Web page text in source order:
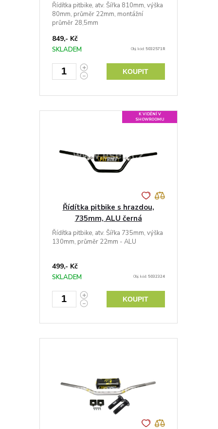
Řídítka pitbike, atv. Šířka 810mm, výška
80mm, průměr 22mm, montážní
průměr 28,5mm
849,- Kč
SKLADEM Obj. kód: 5032571R
KOUPIT
K VIDĚNÍ V
SHOWROOMU
Řídítka pitbike s hrazdou,
735mm, ALU černá
Řídítka pitbike, atv. Šířka 735mm, výška
130mm, průměr 22mm - ALU
499,- Kč
SKLADEM Obj. kód: 5032324
KOUPIT